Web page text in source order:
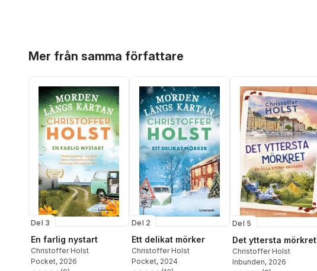
Mer från samma författare
Del 3
En farlig nystart
Christoffer Holst
Pocket, 2026
Del 2
Ett delikat mörker
Christoffer Holst
Pocket, 2024
Del 5
Det yttersta mörkret
Christoffer Holst
Inbunden, 2026